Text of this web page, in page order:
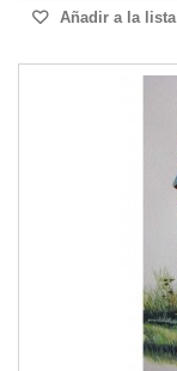
Añadir a la